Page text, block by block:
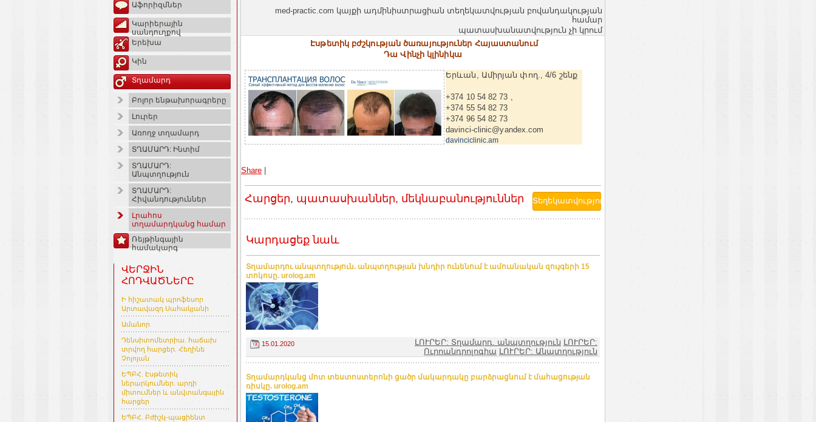
Աֆորիզմներ
Կարիերային
սանդուղքով
Երեխա
Կին
Տղամարդ
Բոլոր ենթախորագրերը
Լուրեր
Առողջ տղամարդ
ՏՂԱՄԱՐԴ: Ինտիմ
ՏՂԱՄԱՐԴ:
Անպտղություն
ՏՂԱՄԱՐԴ:
Հիվանդություններ
Լրահոս
տղամարդկանց համար
Ռեյթինգային
համակարգ
ՎԵՐՋԻՆ
ՀՈԴՎԱԾՆԵՐԸ
Ի հիշատակ պրոֆեսոր
Արտավազդ Սահակյանի
Ամանոր
Դենսիտոմետրիա. հաճախ
տրվող հարցեր. Հեղինե
Չոլոյան
ԵՊԲՀ. Էսթետիկ
ներարկումներ. արդի
միտումներ և անվտանգային
հարցեր
ԵՊԲՀ. Բժիշկ-պացիենտ
med-practic.com կայքի ադմինիստրացիան տեղեկատվության բովանդակության
համար
պատասխանատվություն չի կրում
Էսթետիկ բժշկության ծառայություներ Հայաստանում
Դա Վինչի կլինիկա
Երևան, Ամիրյան փող., 4/6 շենք
+374 10 54 82 73 ,
+374 55 54 82 73
+374 96 54 82 73
davinci-clinic@yandex.com
davinciclinic.am
Share
Հարցեր, պատասխաններ, մեկնաբանություններ
Կարդացեք նաև
Տղամարդու անպտղություն. անպտղության խնդիր ունենում է ամուսնական զույգերի 15
տոկոսը. urolog.am
15.01.2020 ԼՈՒՐԵՐ: Տղամարդ. անպտղություն ԼՈՒՐԵՐ:
Ուրոանդրոլոգիա ԼՈՒՐԵՐ: Անպտղություն
Տղամարդկանց մոտ տեստոստերոնի ցածր մակարդակը բարձրացնում է մահացության
ռիսկը. urolog.am